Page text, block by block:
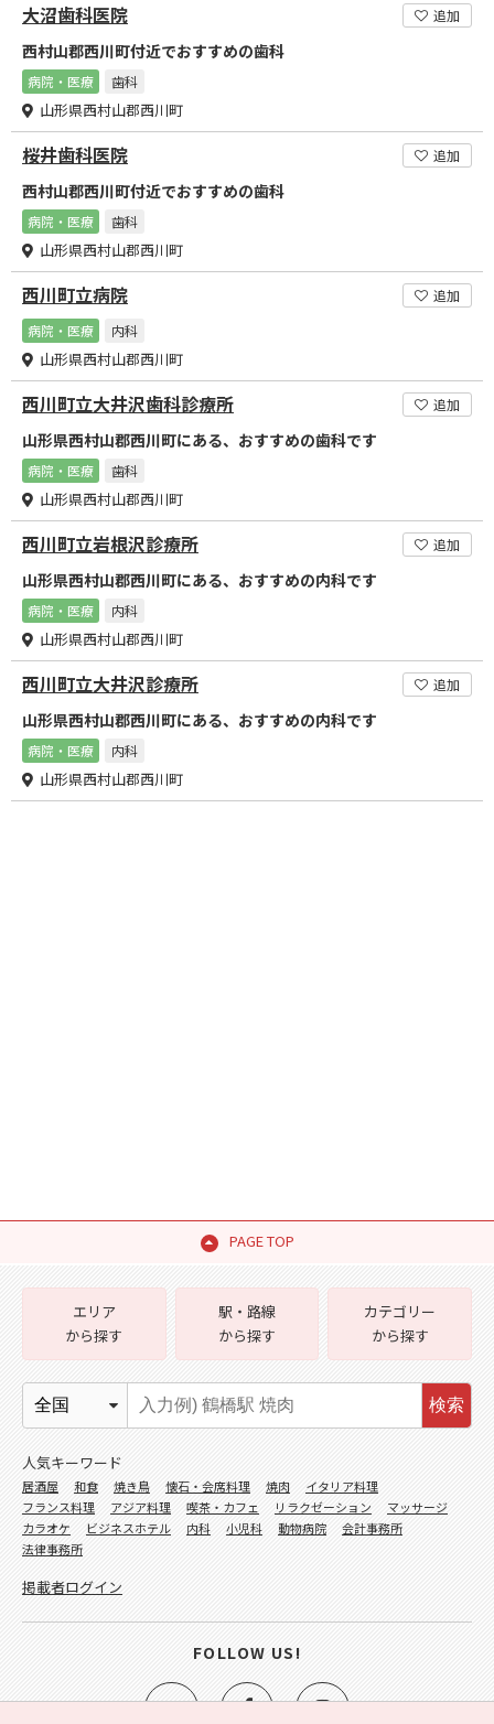
大沼歯科医院 追加
西村山郡西川町付近でおすすめの歯科
病院・医療 歯科
山形県西村山郡西川町
桜井歯科医院 追加
西村山郡西川町付近でおすすめの歯科
病院・医療 歯科
山形県西村山郡西川町
西川町立病院
追加
病院・医療
内科
山形県西村山郡西川町
西川町立大井沢歯科診療所 追加
山形県西村山郡西川町にある、おすすめの歯科です
病院・医療 歯科
山形県西村山郡西川町
西川町立岩根沢診療所 追加
山形県西村山郡西川町にある、おすすめの内科です
病院・医療 内科
山形県西村山郡西川町
西川町立大井沢診療所 追加
山形県西村山郡西川町にある、おすすめの内科です
病院・医療 内科
山形県西村山郡西川町
PAGE TOP
エリア
から探す
駅・路線
から探す
カテゴリー
から探す
検索
人気キーワード
居酒屋 和食 焼き鳥 懐石・会席料理 焼肉
イタリア料理
フランス料理
アジア料理 喫茶・カフェ リラクゼーション
マッサージ
カラオケ
ビジネスホテル 内科 小児科 動物病院
会計事務所
法律事務所
掲載者ログイン
FOLLOW US!